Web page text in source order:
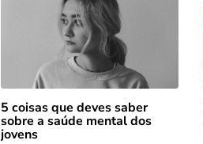
5 coisas que deves saber
sobre a saúde mental dos
jovens